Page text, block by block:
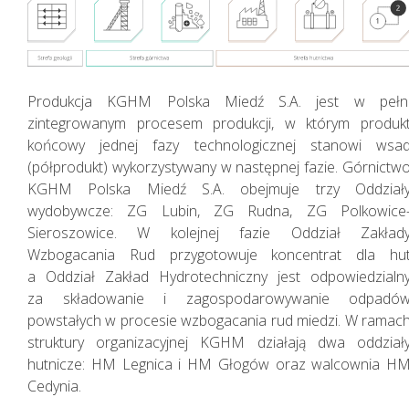
Nasza Strategia
Produkcja KGHM Polska Miedź S.A. jest w
zintegrowanym procesem produkcji, w którym
końcowy jednej fazy technologicznej stanowi
(półprodukt) wykorzystywany w następnej fazie.
KGHM Polska Miedź S.A. obejmuje trzy
wydobywcze: ZG Lubin, ZG Rudna, ZG
Sieroszowice. W kolejnej fazie Oddział
Wzbogacania Rud przygotowuje koncentrat dla
a Oddział Zakład Hydrotechniczny jest
za składowanie i zagospodarowywanie
powstałych w procesie wzbogacania rud miedzi. W
struktury organizacyjnej KGHM działają dwa
hutnicze: HM Legnica i HM Głogów oraz walcownia
Cedynia.